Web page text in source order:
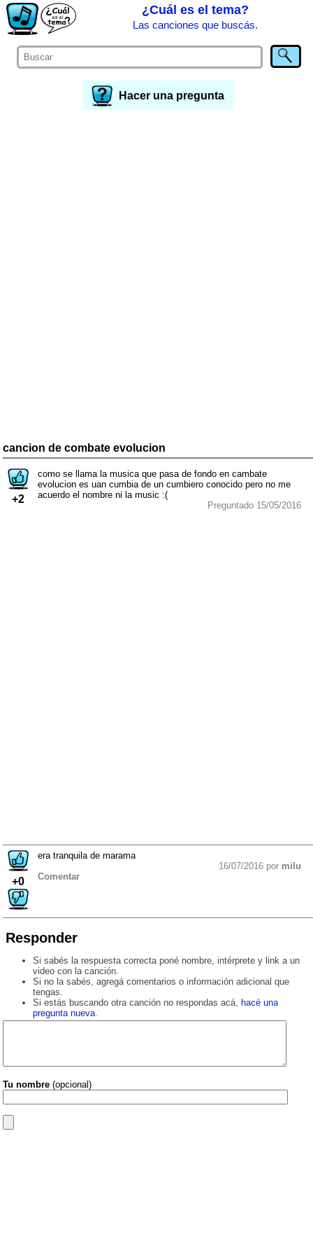
¿Cuál es el tema?
Las canciones que buscás.
Hacer una pregunta
cancion de combate evolucion
+2
como se llama la musica que pasa de fondo en cambate
evolucion es uan cumbia de un cumbiero conocido pero no me
acuerdo el nombre ni la music :(
Preguntado 15/05/2016
+0
era tranquila de marama
16/07/2016 por milu
Comentar
Responder
Si sabés la respuesta correcta poné nombre, intérprete y link a un
video con la canción.
Si no la sabés, agregá comentarios o información adicional que
tengas.
Si estás buscando otra canción no respondas acá, hacé una
pregunta nueva.
Tu nombre (opcional)